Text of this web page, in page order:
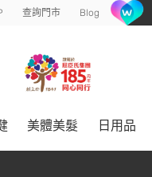
查詢門市 Blog
美體美髮 日用品